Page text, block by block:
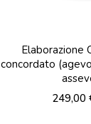
Elaborazione
concordato
249,00